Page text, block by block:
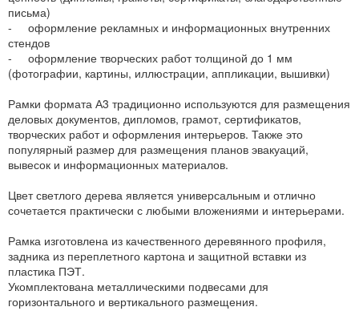
письма)
- оформление рекламных и информационных внутренних
стендов
- оформление творческих работ толщиной до 1 мм
(фотографии, картины, иллюстрации, аппликации, вышивки)
Рамки формата А3 традиционно используются для размещения
деловых документов, дипломов, грамот, сертификатов,
творческих работ и оформления интерьеров. Также это
популярный размер для размещения планов эвакуаций,
вывесок и информационных материалов.
Цвет светлого дерева является универсальным и отлично
сочетается практически с любыми вложениями и интерьерами.
Рамка изготовлена из качественного деревянного профиля,
задника из переплетного картона и защитной вставки из
пластика ПЭТ.
Укомплектована металлическими подвесами для
горизонтального и вертикального размещения.